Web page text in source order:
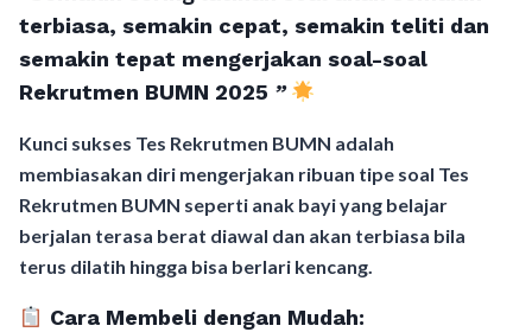
terbiasa, semakin cepat, semakin teliti dan
semakin tepat mengerjakan soal-soal
Rekrutmen BUMN 2025 ”
Kunci sukses Tes Rekrutmen BUMN adalah
membiasakan diri mengerjakan ribuan tipe soal Tes
Rekrutmen BUMN seperti anak bayi yang belajar
berjalan terasa berat diawal dan akan terbiasa bila
terus dilatih hingga bisa berlari kencang.
Cara Membeli dengan Mudah: